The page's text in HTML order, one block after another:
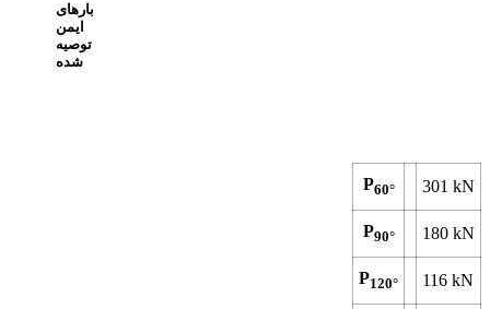
بارهای
ایمن
توصیه
شده
P60° 301 kN
P90° 180 kN
P120° 116 kN